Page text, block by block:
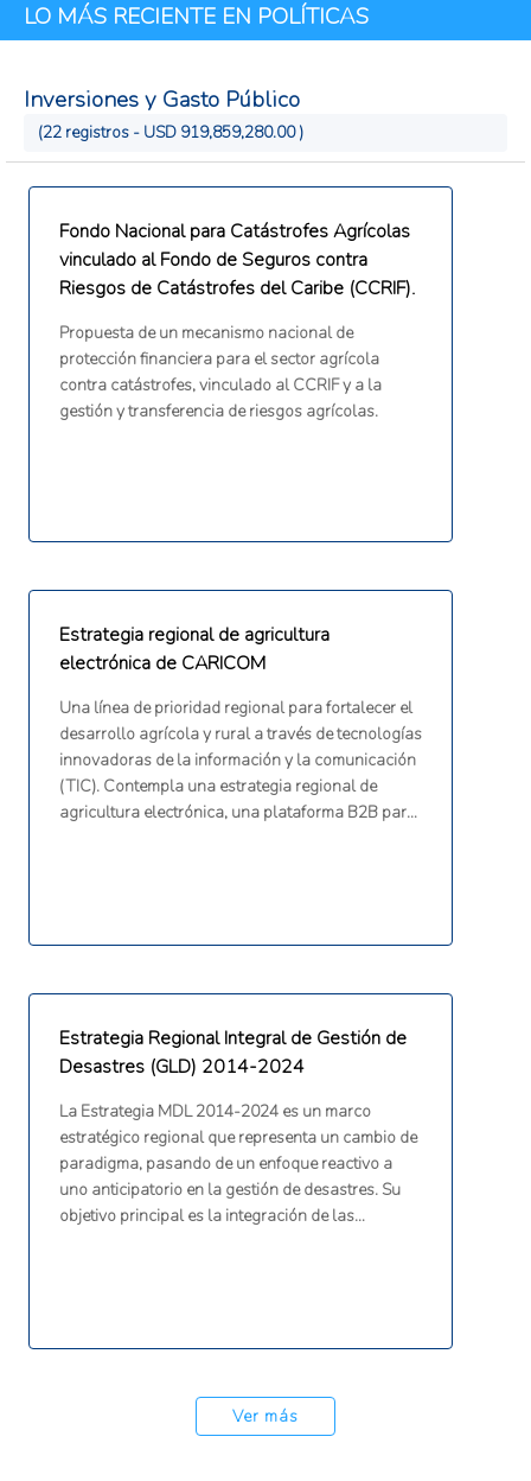
LO MÁS RECIENTE EN POLÍTICAS
Inversiones y Gasto Público
(22 registros - USD 919,859,280.00 )
Fondo Nacional para Catástrofes Agrícolas
vinculado al Fondo de Seguros contra
Riesgos de Catástrofes del Caribe (CCRIF).
Propuesta de un mecanismo nacional de
protección financiera para el sector agrícola
contra catástrofes, vinculado al CCRIF y a la
gestión y transferencia de riesgos agrícolas.
Estrategia regional de agricultura
electrónica de CARICOM
Una línea de prioridad regional para fortalecer el
desarrollo agrícola y rural a través de tecnologías
innovadoras de la información y la comunicación
(TIC). Contempla una estrategia regional de
agricultura electrónica, una plataforma B2B para
inteligente.
Estrategia Regional Integral de Gestión de
Desastres (GLD) 2014-2024
La Estrategia MDL 2014-2024 es un marco
estratégico regional que representa un cambio de
paradigma, pasando de un enfoque reactivo a
uno anticipatorio en la gestión de desastres. Su
objetivo principal es la integración de las
fases del ciclo de desastres: prevención,
Ver más